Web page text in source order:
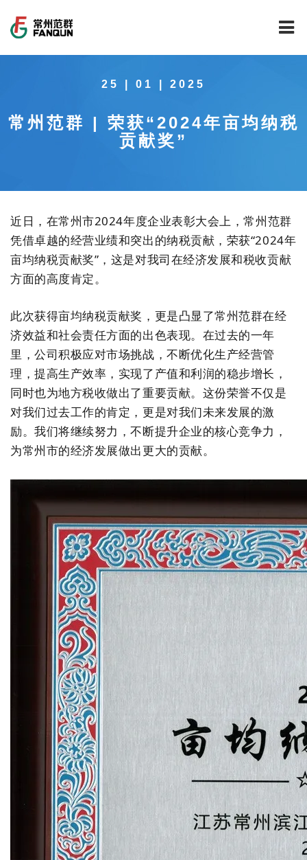
公司介绍
公司大事记
干燥设备
气流干燥系列
带式干燥焙烧系列
真空干燥系列
圆盘干燥机系列
桨叶式干燥系列
载体干燥系列
沸腾干燥系列
烘箱干燥系列
管束干燥系列
干燥配套装置
食品行业
化工行业
工程技术中心
范群新闻
技术专栏
服务中心
全球契约组织成员
公共责任
节能环保
公益支持
社会责任报告
绿色发展
绿色工厂
绿色供应链
人才招聘
联系我们
联系我们
25 | 01 | 2025
常州范群 | 荣获“2024年亩均纳税
贡献奖”
近日，在常州市2024年度企业表彰大会上，常州范群
凭借卓越的经营业绩和突出的纳税贡献，荣获“2024年
亩均纳税贡献奖”，这是对我司在经济发展和税收贡献
方面的高度肯定。
此次获得亩均纳税贡献奖，更是凸显了常州范群在经
济效益和社会责任方面的出色表现。在过去的一年
里，公司积极应对市场挑战，不断优化生产经营管
理，提高生产效率，实现了产值和利润的稳步增长，
同时也为地方税收做出了重要贡献。这份荣誉不仅是
对我们过去工作的肯定，更是对我们未来发展的激
励。我们将继续努力，不断提升企业的核心竞争力，
为常州市的经济发展做出更大的贡献。